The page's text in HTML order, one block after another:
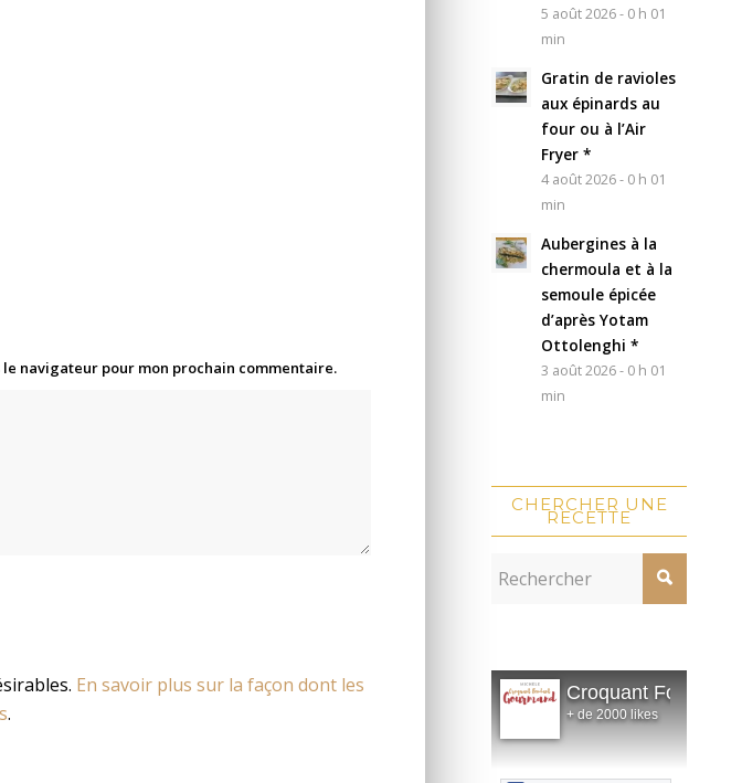
navigateur pour mon prochain commentaire.
En savoir plus sur la façon dont les
.
5 août 2026 - 0 h 01
min
Gratin de ravioles
aux épinards au
four ou à l’Air
Fryer *
4 août 2026 - 0 h 01
min
Aubergines à la
chermoula et à la
semoule épicée
d’après Yotam
Ottolenghi *
3 août 2026 - 0 h 01
min
CHERCHER UNE
RECETTE
Croquant Fondant
+ de 2000 likes